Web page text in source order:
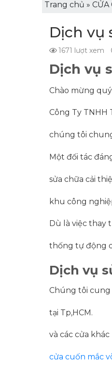
Trang chủ » CỬA
Dịch vụ
1671 lượt xem
Dịch vụ
Chào mừng
Công Ty TNHH
chúng tôi
Một đối tác
sửa chữa cải
khu công
Dù là việc thay
thống tự động
Dịch vụ
Chúng tôi cung
tại Tp,HCM.
và các cửa khác
cửa cuốn mắc